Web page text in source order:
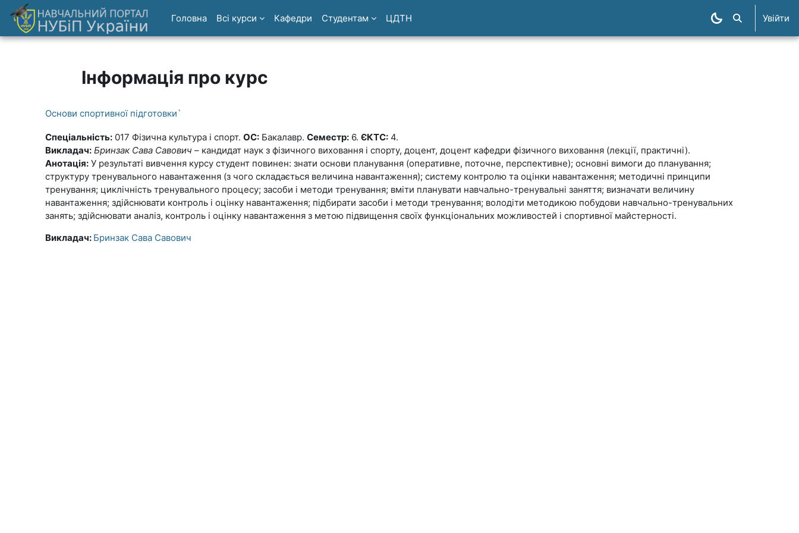
Перейти до головного вмісту
Головна
Всі курси Кафедри Студентам ЦДТН Пошук курсів
Увійти
Інформація про курс
Основи спортивної підготовки`
Спеціальність: 017 Фізична культура і спорт. ОС: Бакалавр. Семестр: 6. ЄКТС: 4.
Викладач: Бринзак Сава Савович – кандидат наук з фізичного виховання і спорту, доцент, доцент кафедри фізичного виховання (лекції, практичні).
Анотація: У результаті вивчення курсу студент повинен: знати основи планування (оперативне, поточне, перспективне); основні вимоги до планування;
структуру тренувального навантаження (з чого складається величина навантаження); систему контролю та оцінки навантаження; методичні принципи
тренування; циклічність тренувального процесу; засоби і методи тренування; вміти планувати навчально-тренувальні заняття; визначати величину
навантаження; здійснювати контроль і оцінку навантаження; підбирати засоби і методи тренування; володіти методикою побудови навчально-тренувальних
занять; здійснювати аналіз, контроль і оцінку навантаження з метою підвищення своїх функціональних можливостей і спортивної майстерності.
Викладач: Бринзак Сава Савович